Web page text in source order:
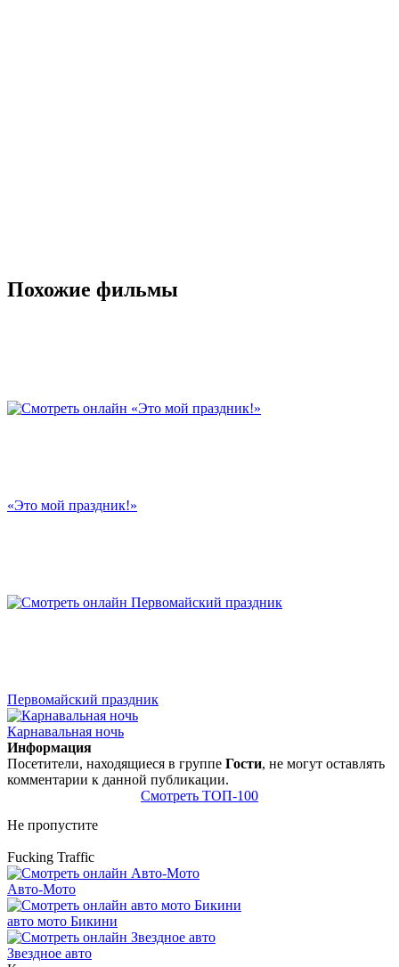
Похожие фильмы
«Это мой праздник!»
Первомайский праздник
Карнавальная ночь
Информация
Посетители, находящиеся в группе Гости, не могут оставлять
комментарии к данной публикации.
Смотреть ТОП-100
Не пропустите
Fucking Traffic
Авто-Мото
авто мото Бикини
Звездное авто